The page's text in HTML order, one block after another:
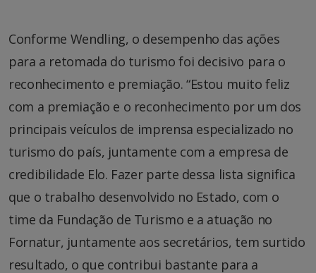
Conforme Wendling, o desempenho das ações
para a retomada do turismo foi decisivo para o
reconhecimento e premiação. “Estou muito feliz
com a premiação e o reconhecimento por um dos
principais veículos de imprensa especializado no
turismo do país, juntamente com a empresa de
credibilidade Elo. Fazer parte dessa lista significa
que o trabalho desenvolvido no Estado, com o
time da Fundação de Turismo e a atuação no
Fornatur, juntamente aos secretários, tem surtido
resultado, o que contribui bastante para a